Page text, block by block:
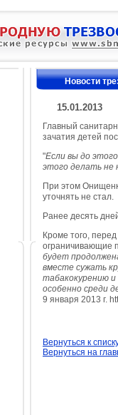
Новости
15.01.2013
Главный
зачатия детей
"Если вы до
этого делать не
При этом
уточнять не стал.
Ранее десять
Кроме того,
ограничивающие
будет
вместе сужать
табакокурению и
особенно среди
9 января 2013 г.
Вернуться к
Вернуться на